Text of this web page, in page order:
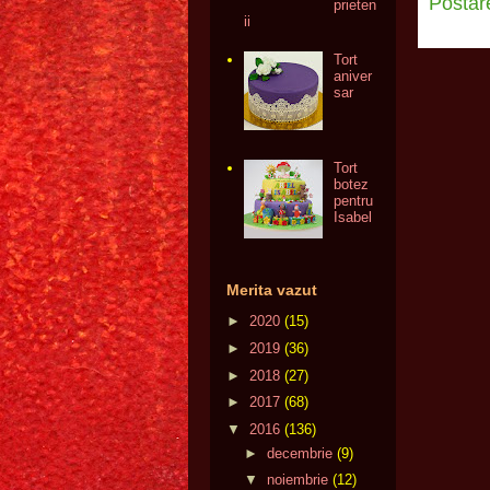
prieten
ii
Tort
aniver
sar
Tort
botez
pentru
Isabel
Merita vazut
► 2020 (15)
► 2019 (36)
► 2018 (27)
► 2017 (68)
▼
2016 (136)
► decembrie (9)
▼
noiembrie (12)